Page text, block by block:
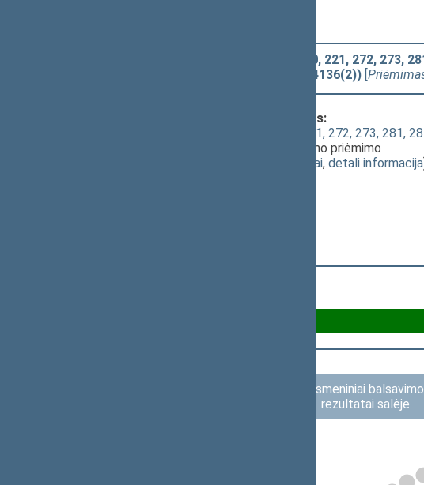
Baudžiamojo kodekso 47, 176, 220, 221, 272,
ĮSTATYMO PROJEKTAS (Nr. XIIP-4136(2)) [
Klausimas, dėl kurio vyko balsavimas:
Baudžiamojo kodekso 47, 176, 220, 221, 272, 273, 281,
]; dėl įstatymo priėmimo
susiję dokumentai, detali informacija
Asmeniniai balsavimo
rezultatai salėje